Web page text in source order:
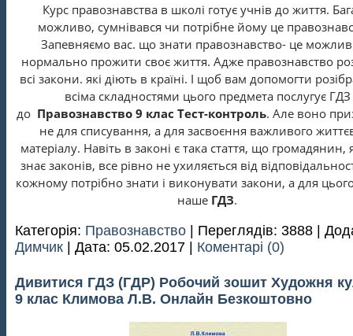
Курс правознавства в школі готує учнів до життя.
можливо, сумнівався чи потрібне йому це
Запевняємо вас. що знати правознавство- це
нормально прожити своє життя. Адже правознавство
всі закони. які діють в країні. І щоб вам допомогти
всіма складностями цього предмета послугує ГДЗ
до Правознавство 9 клас Тест-контроль. Але воно
не для списування, а для засвоєння важливого
матеріалу. Навіть в законі є така стаття, що
знає законів, все рівно не ухиляється від
кожному потрібно знати і виконувати закони, а для цього
наше ГДЗ.
Категорія: Правознавство | Переглядів: 3888 |
Димчик | Дата: 05.02.2017 Коментарі (0)
Дивитися ГДЗ (ГДР) Робочий зошит Художня
9 клас Климова Л.В. Онлайн Безкоштовно